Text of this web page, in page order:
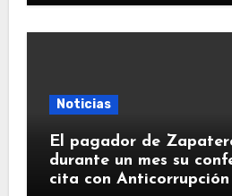
Noticias
El pagador de
durante un mes su
cita con Anticorrupción